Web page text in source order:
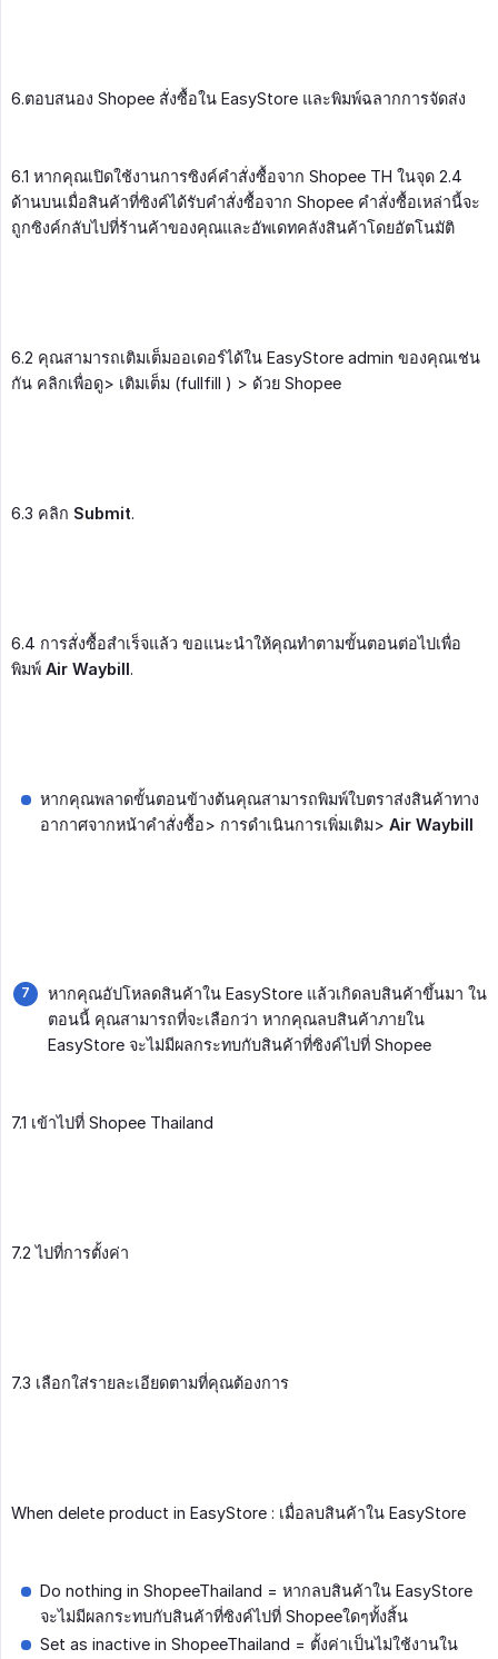
6.ตอบสนอง Shopee สั่งซื้อใน EasyStore และพิมพ์ฉลากการจัดส่ง
6.1 หากคุณเปิดใช้งานการซิงค์คำสั่งซื้อจาก Shopee TH ในจุด 2.4
ด้านบนเมื่อสินค้าที่ซิงค์ได้รับคำสั่งซื้อจาก Shopee คำสั่งซื้อเหล่านี้จะ
ถูกซิงค์กลับไปที่ร้านค้าของคุณและอัพเดทคลังสินค้าโดยอัตโนมัติ
6.2 คุณสามารถเติมเต็มออเดอร์ได้ใน EasyStore admin ของคุณเช่น
กัน คลิกเพื่อดู> เติมเต็ม (fullfill ) > ด้วย Shopee
6.3 คลิก Submit.
6.4 การสั่งซื้อสำเร็จแล้ว ขอแนะนำให้คุณทำตามขั้นตอนต่อไปเพื่อ
พิมพ์ Air Waybill.
หากคุณพลาดขั้นตอนข้างต้นคุณสามารถพิมพ์ใบตราส่งสินค้าทาง
อากาศจากหน้าคำสั่งซื้อ> การดำเนินการเพิ่มเติม> Air Waybill
หากคุณอัปโหลดสินค้าใน EasyStore แล้วเกิดลบสินค้าขึ้นมา ใน
ตอนนี้ คุณสามารถที่จะเลือกว่า หากคุณลบสินค้าภายใน
EasyStore จะไม่มีผลกระทบกับสินค้าที่ซิงค์ไปที่ Shopee
7.1 เข้าไปที่ Shopee Thailand
7.2 ไปที่การตั้งค่า
7.3 เลือกใส่รายละเอียดตามที่คุณต้องการ
When delete product in EasyStore : เมื่อลบสินค้าใน EasyStore
Do nothing in ShopeeThailand = หากลบสินค้าใน EasyStore
จะไม่มีผลกระทบกับสินค้าที่ซิงค์ไปที่ Shopeeใดๆทั้งสิ้น
Set as inactive in ShopeeThailand = ตั้งค่าเป็นไม่ใช้งานใน